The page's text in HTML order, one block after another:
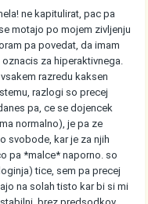
ne kapitulirat, pac pa
motajo po mojem zivljenju
pa povedat, da imam
za hiperaktivnega.
razredu kaksen
razlogi so precej
pa, ce se dojencek
normalno), je pa ze
svobode, kar je za njih
pa *malce* naporno. so
tice, sem pa precej
na solah tisto kar bi si mi